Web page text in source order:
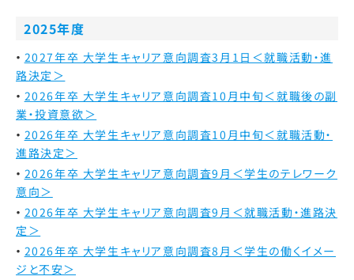
2025年度
2027年卒 大学生キャリア意向調査3月1日＜就職活動・進
路決定＞
2026年卒 大学生キャリア意向調査10月中旬＜就職後の副
業・投資意欲＞
2026年卒 大学生キャリア意向調査10月中旬＜就職活動・
進路決定＞
2026年卒 大学生キャリア意向調査9月＜学生のテレワーク
意向＞
2026年卒 大学生キャリア意向調査9月＜就職活動・進路決
定＞
2026年卒 大学生キャリア意向調査8月＜学生の働くイメー
ジと不安＞